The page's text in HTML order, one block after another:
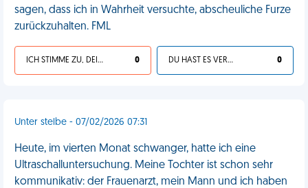
sagen, dass ich in Wahrheit versuchte, abscheuliche Furze
zurückzuhalten. FML
ICH STIMME ZU, DEIN LEBEN IST SCHEISSE 0 DU HAST ES VERDIENT 0
Unter stelbe - 07/02/2026 07:31
Heute, im vierten Monat schwanger, hatte ich eine
Ultraschalluntersuchung. Meine Tochter ist schon sehr
kommunikativ: der Frauenarzt, mein Mann und ich haben